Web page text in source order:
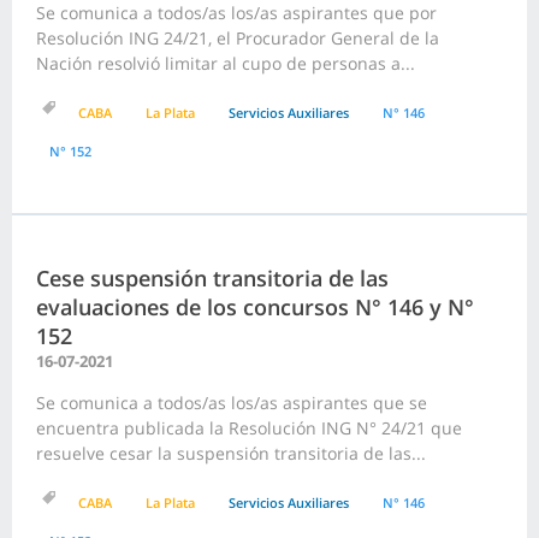
Se comunica a todos/as los/as aspirantes que por
Resolución ING 24/21, el Procurador General de la
Nación resolvió limitar al cupo de personas a...
CABA La Plata Servicios Auxiliares N° 146
N° 152
Cese suspensión transitoria de las
evaluaciones de los concursos N° 146 y N°
152
16-07-2021
Se comunica a todos/as los/as aspirantes que se
encuentra publicada la Resolución ING N° 24/21 que
resuelve cesar la suspensión transitoria de las...
CABA La Plata Servicios Auxiliares N° 146